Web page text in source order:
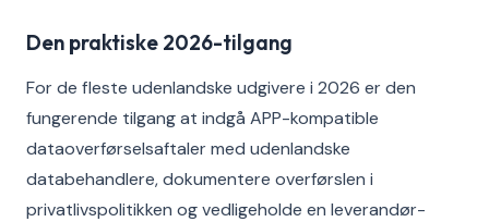
Den praktiske 2026-tilgang
For de fleste udenlandske udgivere i 2026 er den
fungerende tilgang at indgå APP-kompatible
dataoverførselsaftaler med udenlandske
databehandlere, dokumentere overførslen i
privatlivspolitikken og vedligeholde en leverandør-